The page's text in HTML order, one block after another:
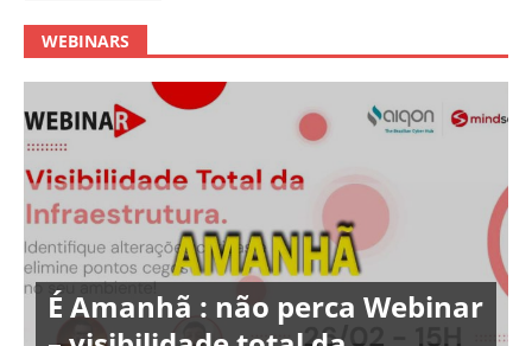
WEBINARS
É Amanhã : não perca Webinar